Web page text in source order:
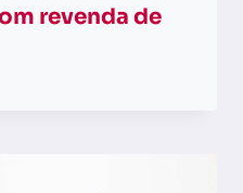
revenda de